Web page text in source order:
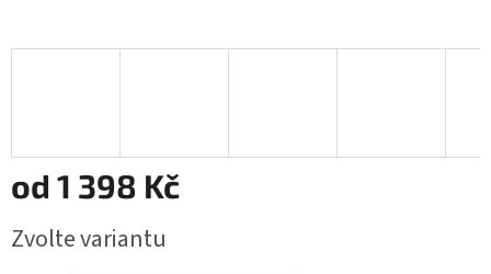
od 1 398 Kč
cena:
Zvolte variantu